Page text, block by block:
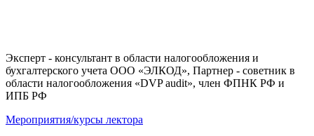
Эксперт - консультант в области налогообложения и
бухгалтерского учета ООО «ЭЛКОД», Партнер - советник в
области налогообложения «DVP audit», член ФПНК РФ и
ИПБ РФ
Мероприятия/курсы лектора